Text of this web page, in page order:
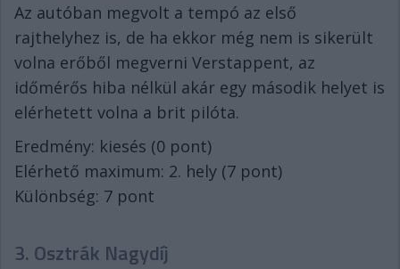
Az autóban megvolt a tempó az első
rajthelyhez is, de ha ekkor még nem is sikerült
volna erőből megverni Verstappent, az
időmérős hiba nélkül akár egy második helyet is
elérhetett volna a brit pilóta.
Eredmény: kiesés (0 pont)
Elérhető maximum: 2. hely (7 pont)
Különbség: 7 pont
3. Osztrák Nagydíj